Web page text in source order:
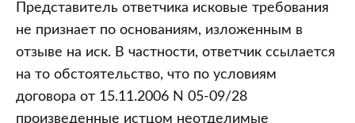
Представитель ответчика исковые требования
не признает по основаниям, изложенным в
отзыве на иск. В частности, ответчик ссылается
на то обстоятельство, что по условиям
договора от 15.11.2006 N 05-09/28
произведенные истцом неотделимые